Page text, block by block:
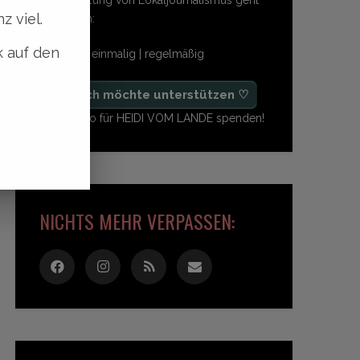
so einfach:
freiwillig | einmalig | regelmäßig
♡ Ja, ich möchte unterstützen ♡
Ab 1,- Euro für HEIDI VOM LANDE spenden!
NICHTS MEHR VERPASSEN:
viel.
auf den